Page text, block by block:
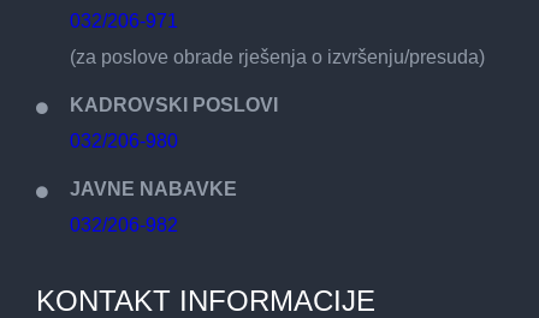
032/206-971
(za poslove obrade rješenja o izvršenju/presuda)
KADROVSKI POSLOVI
032/206-980
JAVNE NABAVKE
032/206-982
KONTAKT INFORMACIJE